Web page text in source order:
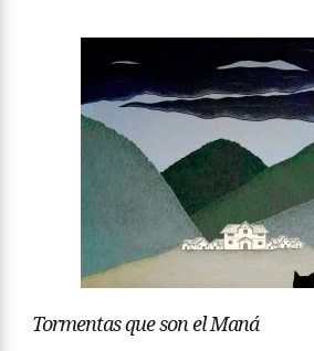
Tormentas que son el Maná